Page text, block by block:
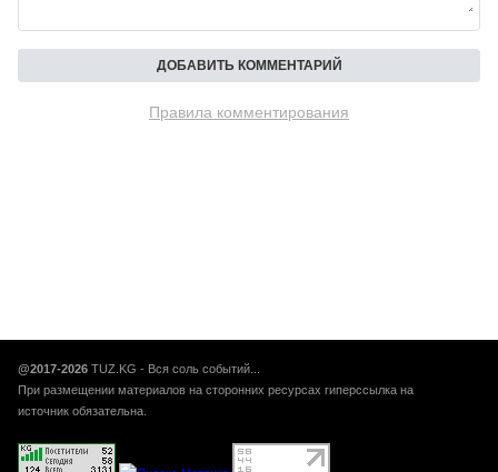
Правила комментирования
@2017-2026 TUZ.KG - Вся соль событий...
При размещении материалов на сторонних ресурсах гиперссылка на
источник обязательна.